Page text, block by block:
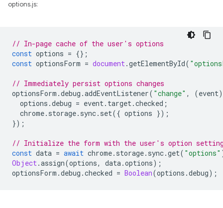
options.js:
// In-page cache of the user's options
const options = {};
const optionsForm = document.getElementById(
// Immediately persist options changes
optionsForm .debug .addEventListener( "change" , (event)
options .debug = event. target.checked ;
chrome. storage. sync. set({ options });
});
// Initialize the form with the user's option
const data = await chrome. storage. sync.get( "options"
Object.assign(options, data.options);
optionsForm .debug .checked = Boolean(options .debug);